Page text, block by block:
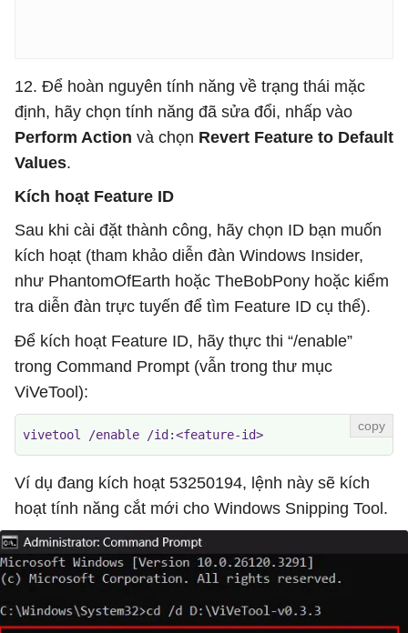
12. Để hoàn nguyên tính năng về trạng thái mặc
định, hãy chọn tính năng đã sửa đổi, nhấp vào
Perform Action và chọn Revert Feature to Default
Values.
Kích hoạt Feature ID
Sau khi cài đặt thành công, hãy chọn ID bạn muốn
kích hoạt (tham khảo diễn đàn Windows Insider,
như PhantomOfEarth hoặc TheBobPony hoặc kiểm
tra diễn đàn trực tuyến để tìm Feature ID cụ thể).
Để kích hoạt Feature ID, hãy thực thi “/enable”
trong Command Prompt (vẫn trong thư mục
ViVeTool):
vivetool /enable /id:<feature-id>
Ví dụ đang kích hoạt 53250194, lệnh này sẽ kích
hoạt tính năng cắt mới cho Windows Snipping Tool.